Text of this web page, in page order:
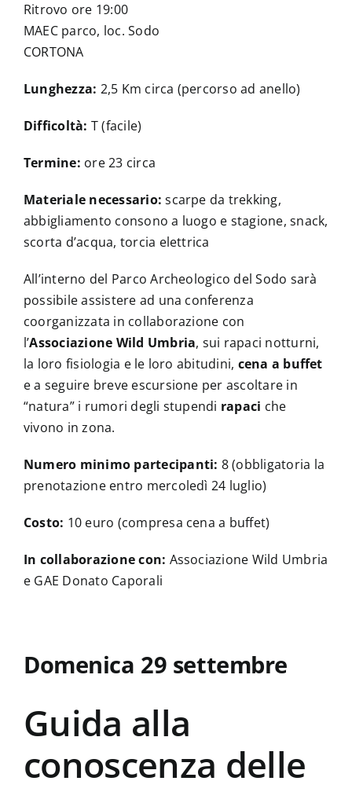
Ritrovo ore 19:00
MAEC parco, loc. Sodo
CORTONA
Lunghezza: 2,5 Km circa (percorso ad anello)
Difficoltà: T (facile)
Termine: ore 23 circa
Materiale necessario: scarpe da trekking,
abbigliamento consono a luogo e stagione, snack,
scorta d’acqua, torcia elettrica
All’interno del Parco Archeologico del Sodo sarà
possibile assistere ad una conferenza
coorganizzata in collaborazione con
l’Associazione Wild Umbria, sui rapaci notturni,
la loro fisiologia e le loro abitudini, cena a buffet
e a seguire breve escursione per ascoltare in
“natura” i rumori degli stupendi rapaci che
vivono in zona.
Numero minimo partecipanti: 8 (obbligatoria la
prenotazione entro mercoledì 24 luglio)
Costo: 10 euro (compresa cena a buffet)
In collaborazione con: Associazione Wild Umbria
e GAE Donato Caporali
Domenica 29 settembre
Guida alla
conoscenza delle